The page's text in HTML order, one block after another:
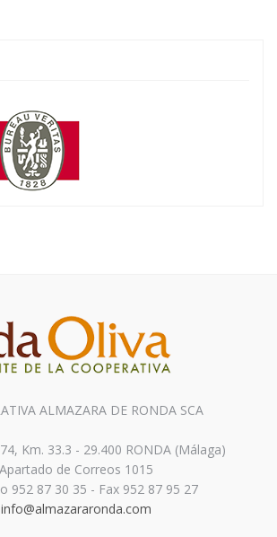
ALMAZARA DE RONDA SCA
Km. 33.3 - 29.400 RONDA (Málaga)
Apartado de Correos 1015
952 87 30 35 - Fax 952 87 95 27
info@almazararonda.com